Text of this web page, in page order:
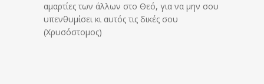
αμαρτίες των άλλων στο Θεό, για να μην σου
υπενθυμίσει κι αυτός τις δικές σου
(Χρυσόστομος)